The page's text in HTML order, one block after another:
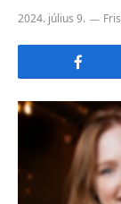
2024. július 9.